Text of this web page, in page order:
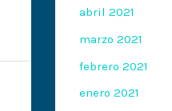
abril 2021
marzo 2021
febrero 2021
enero 2021